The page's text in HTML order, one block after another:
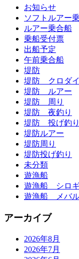
お知らせ
ソフトルアー
ルアー乗合船
乗船受付票
出船予定
午前乗合船
堤防
堤防 クロダイ
堤防 ルアー
堤防 周り
堤防 夜釣り
堤防 投げ釣り
堤防ルアー
堤防周り
堤防投げ釣り
未分類
遊漁船
遊漁船 シロ
遊漁船 メバ
アーカイブ
2026年8月
2026年7月